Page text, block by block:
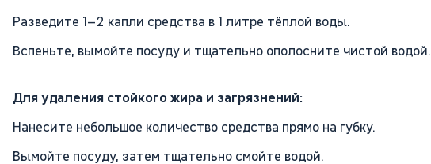
Разведите 1–2 капли средства в 1 литре тёплой воды.
Вспеньте, вымойте посуду и тщательно ополосните чистой водой.
Для удаления стойкого жира и загрязнений:
Нанесите небольшое количество средства прямо на губку.
Вымойте посуду, затем тщательно смойте водой.